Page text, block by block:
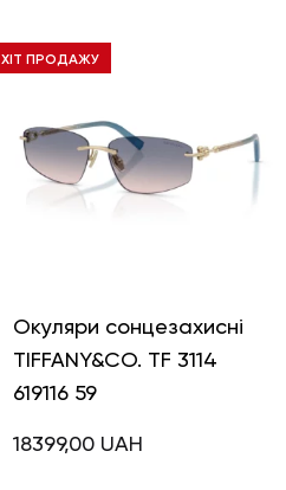
ХІТ ПРОДАЖУ
Окуляри сонцезахисні
TIFFANY&CO. TF 3114
619116 59
18399,00 UAH